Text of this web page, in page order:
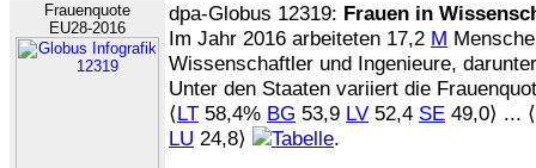
Frauenquote
EU28-2016
dpa-Globus 12319: Frauen in
Im Jahr 2016 arbeiteten 17,2 M
Wissenschaftler und Ingenieure,
Unter den Staaten variiert die
⟨LT 58,4% BG 53,9 LV 52,4 SE 49,0⟩ ... ⟨
LU 24,8⟩ .